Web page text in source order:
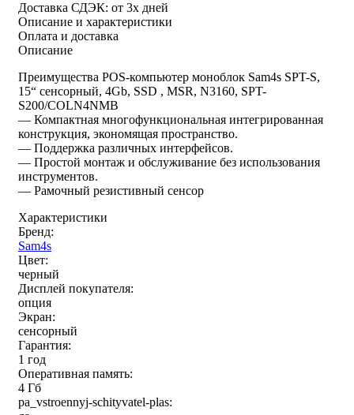
Доставка СДЭК: от 3х дней
Описание и характеристики
Оплата и доставка
Описание
Преимущества POS-компьютер моноблок Sam4s SPT-S,
15“ сенсорный, 4Gb, SSD , MSR, N3160, SPT-
S200/COLN4NMB
— Компактная многофункциональная интегрированная
конструкция, экономящая пространство.
— Поддержка различных интерфейсов.
— Простой монтаж и обслуживание без использования
инструментов.
— Рамочный резистивный сенсор
Характеристики
Бренд:
Sam4s
Цвет:
черный
Дисплей покупателя:
опция
Экран:
сенсорный
Гарантия:
1 год
Оперативная память:
4 Гб
pa_vstroennyj-schityvatel-plas: